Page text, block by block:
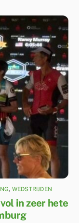
, WEDSTRIJDEN
in zeer hete